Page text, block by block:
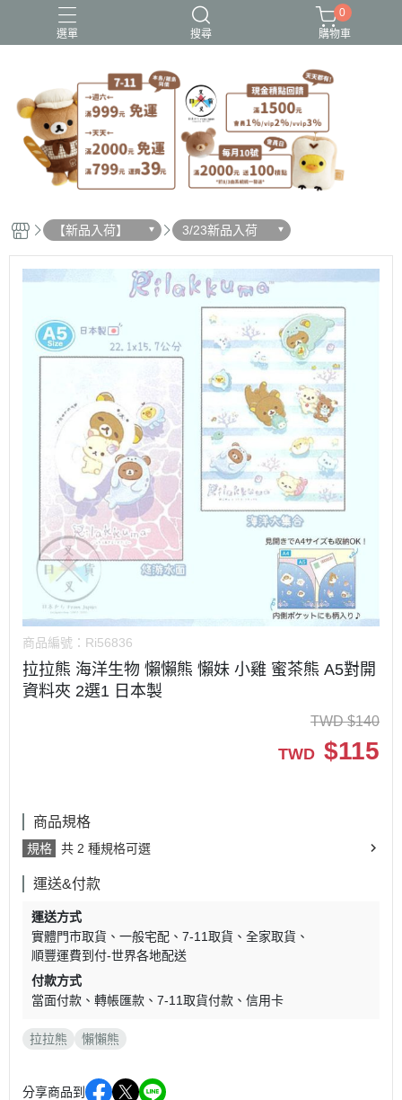
選單 搜尋
史努比歐拉夫 吉伊卡哇 憂傷馬戲團
拉拉熊
迪士尼-玩具總動員
0
購物車
【新品入荷】 3/23新品入荷
商品編號： Ri56836
拉拉熊 海洋生物 懶懶熊 懶妹 小雞 蜜茶熊 A5對開
資料夾 2選1 日本製
TWD $140
TWD $115
商品規格
規格 共 2 種規格可選
運送&付款
運送方式
實體門市取貨
一般宅配 7-11取貨
全家取貨
順豐運費到付-世界各地配送
付款方式
當面付款
轉帳匯款 7-11取貨付款 信用卡
拉拉熊 懶懶熊
分享商品到